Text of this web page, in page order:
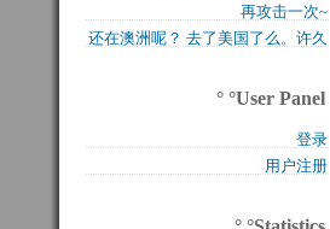
再攻击一次~
还在澳洲呢？ 去了美国了么。许久
° °User Panel
登录
用户注册